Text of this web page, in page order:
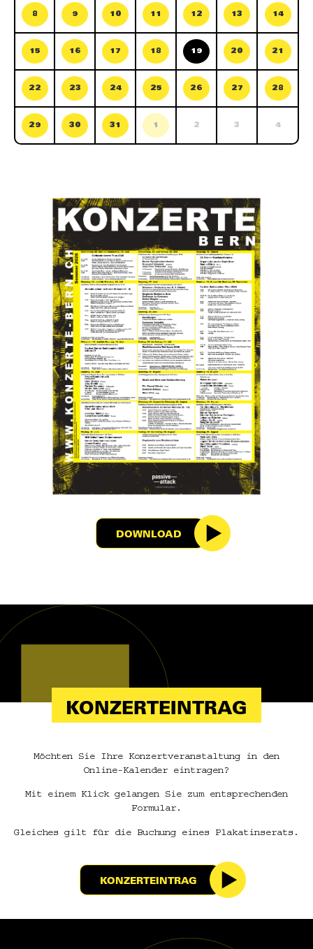
8 9 10 11 12 13 14
15 16 17 18 19 20 21
22 23 24 25 26 27 28
29 30 31 1 2 3 4
DOWNLOAD
KONZERTEINTRAG
Möchten Sie Ihre Konzertveranstaltung in den
Online-Kalender eintragen?
Mit einem Klick gelangen Sie zum entsprechenden
Formular.
Gleiches gilt für die Buchung eines Plakatinserats.
KONZERTEINTRAG